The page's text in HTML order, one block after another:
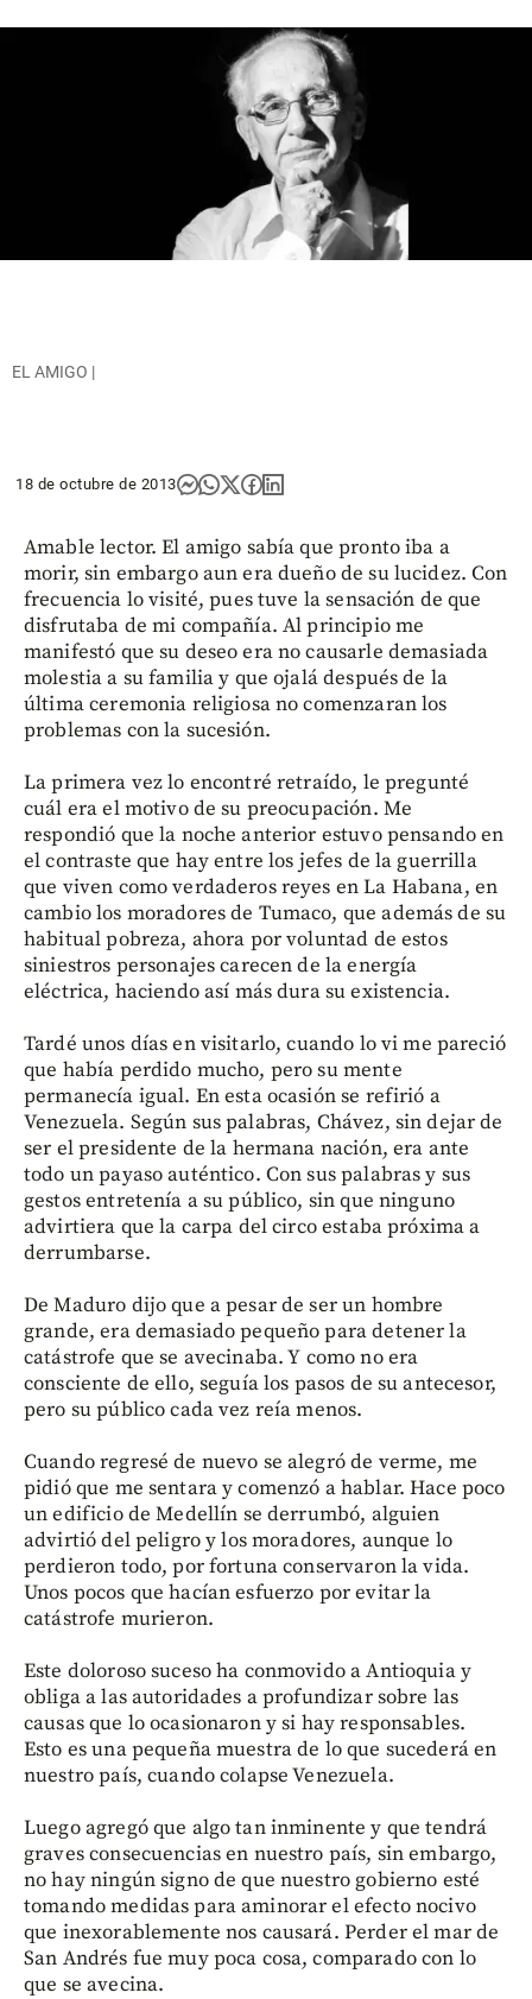
EL AMIGO |
18 de octubre de 2013
Amable lector. El amigo sabía que pronto iba a
morir, sin embargo aun era dueño de su lucidez. Con
frecuencia lo visité, pues tuve la sensación de que
disfrutaba de mi compañía. Al principio me
manifestó que su deseo era no causarle demasiada
molestia a su familia y que ojalá después de la
última ceremonia religiosa no comenzaran los
problemas con la sucesión.
La primera vez lo encontré retraído, le pregunté
cuál era el motivo de su preocupación. Me
respondió que la noche anterior estuvo pensando en
el contraste que hay entre los jefes de la guerrilla
que viven como verdaderos reyes en La Habana, en
cambio los moradores de Tumaco, que además de su
habitual pobreza, ahora por voluntad de estos
siniestros personajes carecen de la energía
eléctrica, haciendo así más dura su existencia.
Tardé unos días en visitarlo, cuando lo vi me pareció
que había perdido mucho, pero su mente
permanecía igual. En esta ocasión se refirió a
Venezuela. Según sus palabras, Chávez, sin dejar de
ser el presidente de la hermana nación, era ante
todo un payaso auténtico. Con sus palabras y sus
gestos entretenía a su público, sin que ninguno
advirtiera que la carpa del circo estaba próxima a
derrumbarse.
De Maduro dijo que a pesar de ser un hombre
grande, era demasiado pequeño para detener la
catástrofe que se avecinaba. Y como no era
consciente de ello, seguía los pasos de su antecesor,
pero su público cada vez reía menos.
Cuando regresé de nuevo se alegró de verme, me
pidió que me sentara y comenzó a hablar. Hace poco
un edificio de Medellín se derrumbó, alguien
advirtió del peligro y los moradores, aunque lo
perdieron todo, por fortuna conservaron la vida.
Unos pocos que hacían esfuerzo por evitar la
catástrofe murieron.
Este doloroso suceso ha conmovido a Antioquia y
obliga a las autoridades a profundizar sobre las
causas que lo ocasionaron y si hay responsables.
Esto es una pequeña muestra de lo que sucederá en
nuestro país, cuando colapse Venezuela.
Luego agregó que algo tan inminente y que tendrá
graves consecuencias en nuestro país, sin embargo,
no hay ningún signo de que nuestro gobierno esté
tomando medidas para aminorar el efecto nocivo
que inexorablemente nos causará. Perder el mar de
San Andrés fue muy poca cosa, comparado con lo
que se avecina.